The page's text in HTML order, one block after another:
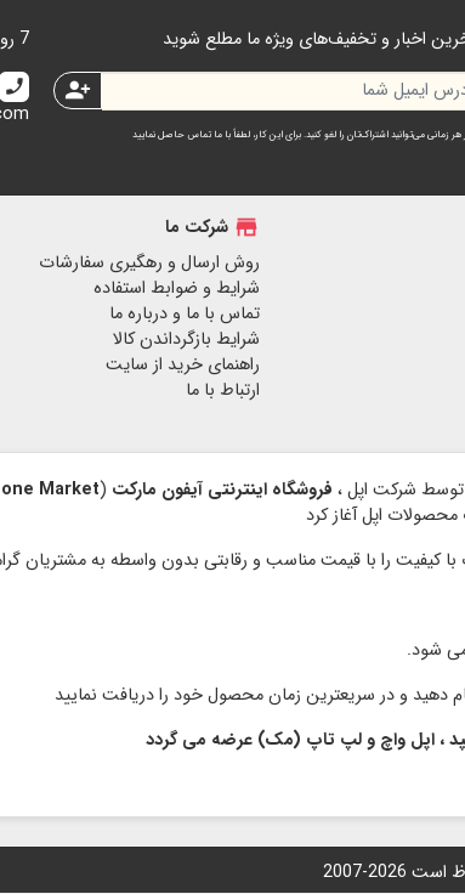
اخبار و تخفیف‌های ویژه ما مطلع شوید
person_add
زمانی می‌توانید اشتراک‌تان را لغو کنید. برای این کار، لطفاً با ما تماس حاصل نمایید
7 روز هفته 24 ساعت در دسترس هستیم.
call
store شرکت ما
روش ارسال و رهگیری سفارشات
شرایط و ضوابط استفاده
تماس با ما و درباره ما
شرایط بازگرداندن کالا
راهنمای خرید از سایت
ارتباط با ما
فروشگاه اینترنتی آیفون مارکت (
Market
محصولات اپل آغاز کرد
شود.
، اپل واچ و لپ تاپ (مک) عرضه می گردد
2007